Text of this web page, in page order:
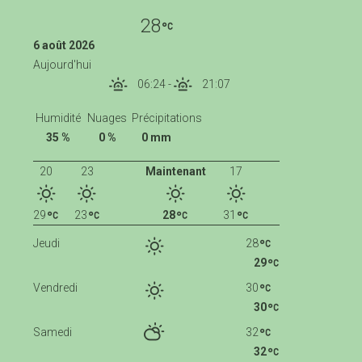
28
6 août 2026
Aujourd'hui
06:24- 21:07
Humidité
35 %
Nuages
0 %
Précipitations
0 mm
Maintenant
28
17
31
20
29
23
23
Jeudi
28
29
Vendredi
30
30
Samedi
32
32